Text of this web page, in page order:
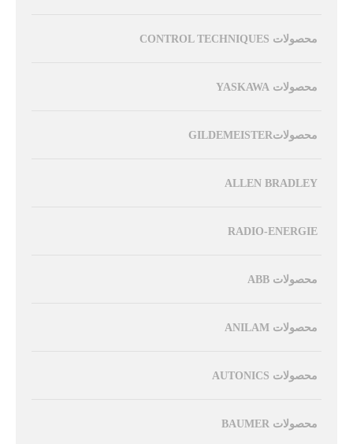
محصولات CONTROL TECHNIQUES
محصولات YASKAWA
محصولاتGILDEMEISTER
ALLEN BRADLEY
RADIO-ENERGIE
محصولات ABB
محصولات ANILAM
محصولات AUTONICS
محصولات BAUMER